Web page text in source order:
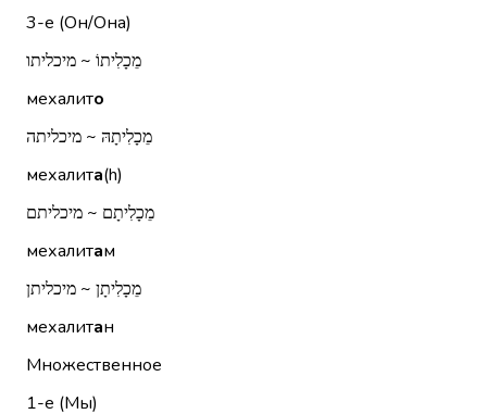
3-е (Он/Она)
מֵכָלִיתוֹ ~ מיכליתו
мехалито
מֵכָלִיתָהּ ~ מיכליתה
мехалита(h)
מֵכָלִיתָם ~ מיכליתם
мехалитам
מֵכָלִיתָן ~ מיכליתן
мехалитан
Множественное
1-е (Мы)